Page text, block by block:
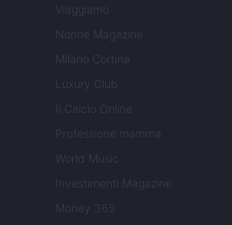
Viaggiamo
Nonne Magazine
Milano Cortina
Luxury Club
Il Calcio Online
Professione mamma
World Music
Investimenti Magazine
Money 365